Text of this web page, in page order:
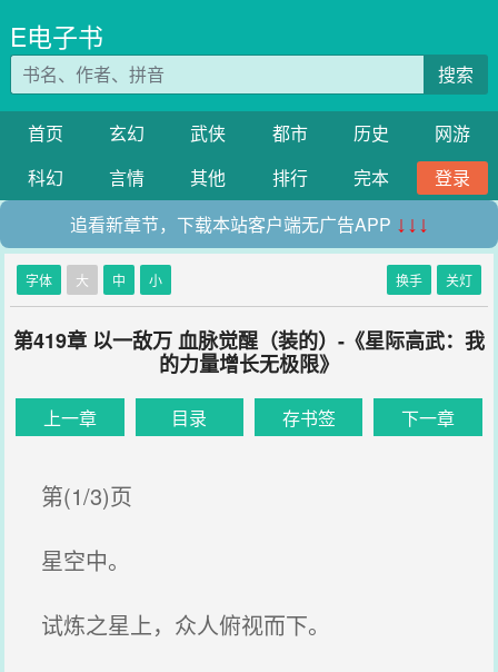
E电子书
搜索
首页 玄幻 武侠 都市 历史
网游
科幻
言情 其他 排行 完本
登录
追看新章节，下载本站客户端无广告APP ↓↓↓
字体 大 中 小 换手 关灯
第419章 以一敌万 血脉觉醒（装的）-《星际高武：我
的力量增长无极限》
上一章 目录 存书签 下一章
第(1/3)页
星空中。
试炼之星上，众人俯视而下。